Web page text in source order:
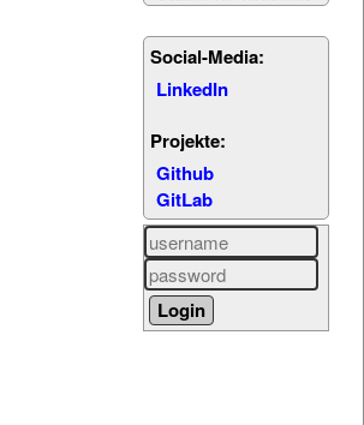
Social-Media:
LinkedIn
Projekte:
Github
GitLab